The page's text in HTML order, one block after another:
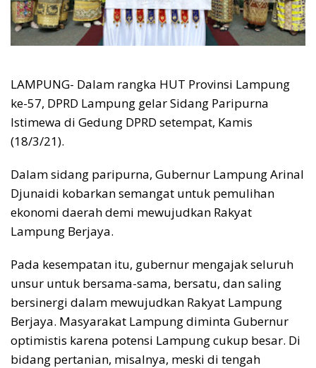
LAMPUNG- Dalam rangka HUT Provinsi Lampung
ke-57, DPRD Lampung gelar Sidang Paripurna
Istimewa di Gedung DPRD setempat, Kamis
(18/3/21).
Dalam sidang paripurna, Gubernur Lampung Arinal
Djunaidi kobarkan semangat untuk pemulihan
ekonomi daerah demi mewujudkan Rakyat
Lampung Berjaya.
Pada kesempatan itu, gubernur mengajak seluruh
unsur untuk bersama-sama, bersatu, dan saling
bersinergi dalam mewujudkan Rakyat Lampung
Berjaya. Masyarakat Lampung diminta Gubernur
optimistis karena potensi Lampung cukup besar. Di
bidang pertanian, misalnya, meski di tengah